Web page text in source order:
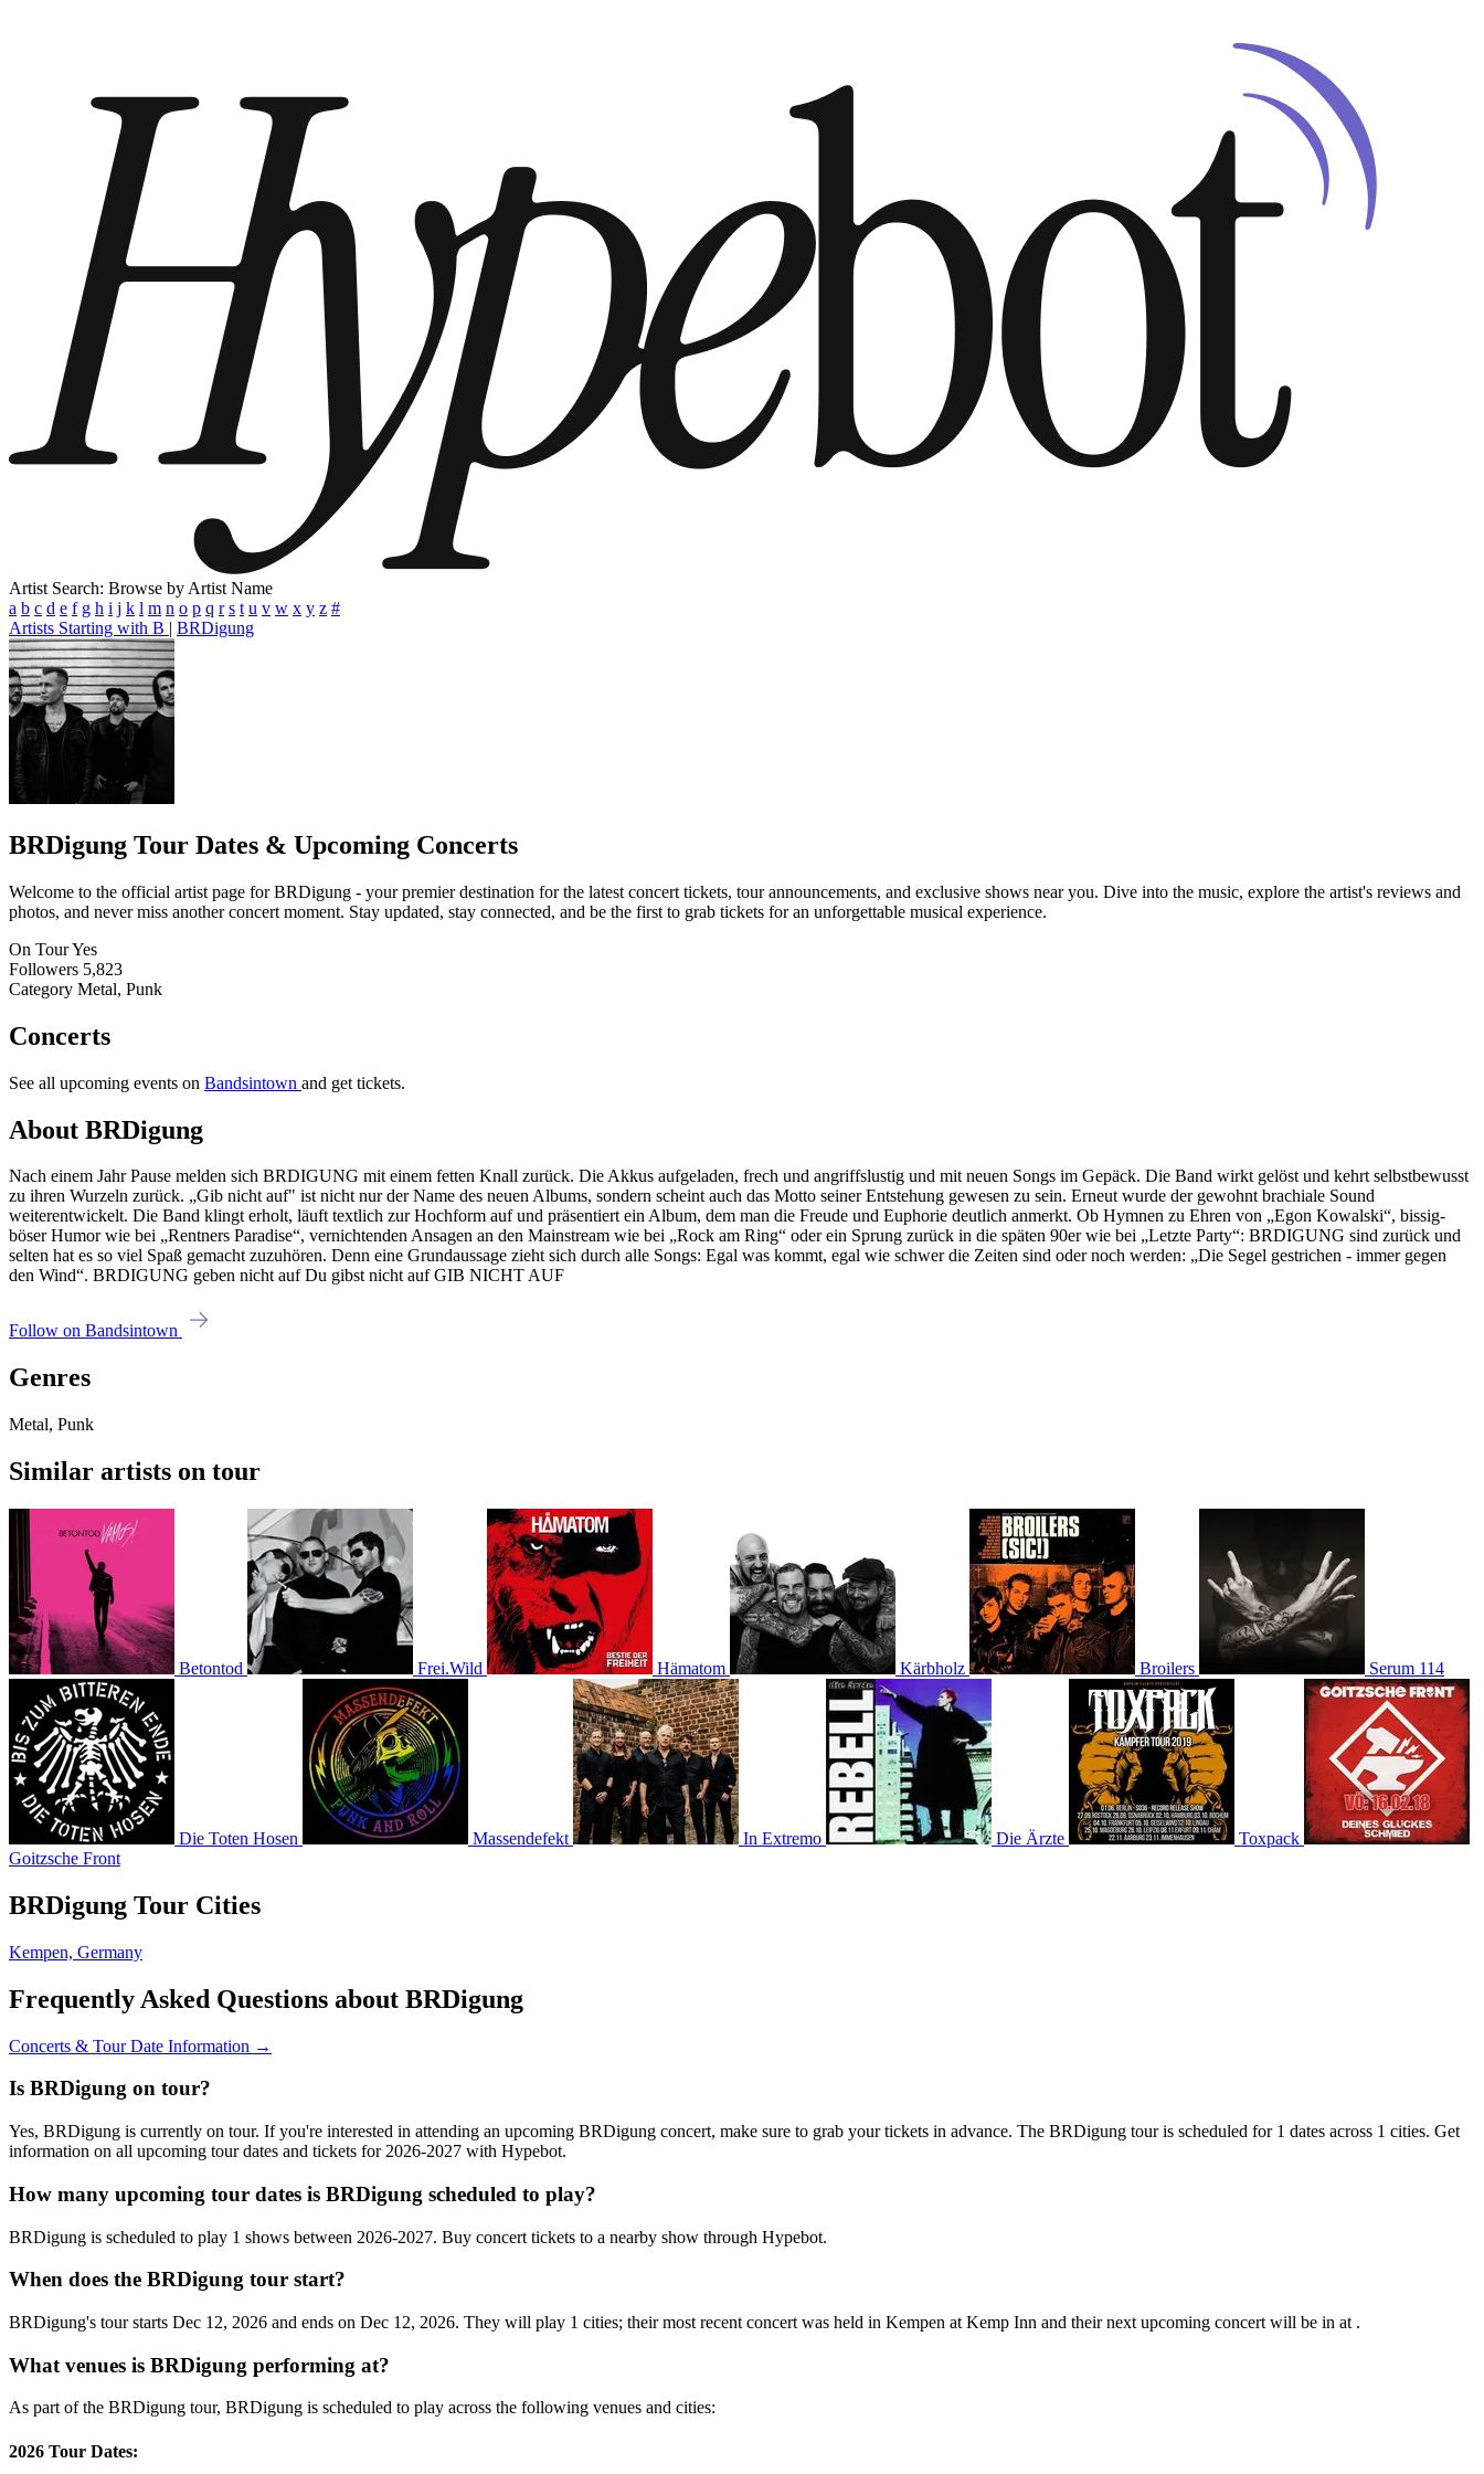
Artist Search: Browse by Artist Name
a b c d e f g h i j k l m n o p q r s t u v w x y z #
Artists Starting with B | BRDigung
BRDigung Tour Dates & Upcoming Concerts
Welcome to the official artist page for BRDigung - your premier destination for the latest concert tickets, tour announcements, and exclusive shows near you. Dive into the music, explore the artist's reviews and
photos, and never miss another concert moment. Stay updated, stay connected, and be the first to grab tickets for an unforgettable musical experience.
On TourYes
Followers 5,823
Category Metal, Punk
Concerts
See all upcoming events on Bandsintown and get tickets.
About BRDigung
Nach einem Jahr Pause melden sich BRDIGUNG mit einem fetten Knall zurück. Die Akkus aufgeladen, frech und angriffslustig und mit neuen Songs im Gepäck. Die Band wirkt gelöst und kehrt selbstbewusst
zu ihren Wurzeln zurück. „Gib nicht auf" ist nicht nur der Name des neuen Albums, sondern scheint auch das Motto seiner Entstehung gewesen zu sein. Erneut wurde der gewohnt brachiale Sound
weiterentwickelt. Die Band klingt erholt, läuft textlich zur Hochform auf und präsentiert ein Album, dem man die Freude und Euphorie deutlich anmerkt. Ob Hymnen zu Ehren von „Egon Kowalski“, bissig-
böser Humor wie bei „Rentners Paradise“, vernichtenden Ansagen an den Mainstream wie bei „Rock am Ring“ oder ein Sprung zurück in die späten 90er wie bei „Letzte Party“: BRDIGUNG sind zurück und
selten hat es so viel Spaß gemacht zuzuhören. Denn eine Grundaussage zieht sich durch alle Songs: Egal was kommt, egal wie schwer die Zeiten sind oder noch werden: „Die Segel gestrichen - immer gegen
den Wind“. BRDIGUNG geben nicht auf Du gibst nicht auf GIB NICHT AUF
Follow on Bandsintown
Genres
Metal, Punk
Similar artists on tour
Betontod Frei.Wild Hämatom Kärbholz Broilers Serum 114
Die Toten Hosen Massendefekt In Extremo Die Ärzte
Toxpack
Goitzsche Front
BRDigung Tour Cities
Kempen, Germany
Frequently Asked Questions about BRDigung
Concerts & Tour Date Information →
Is BRDigung on tour?
Yes, BRDigung is currently on tour. If you're interested in attending an upcoming BRDigung concert, make sure to grab your tickets in advance. The BRDigung tour is scheduled for 1 dates across 1 cities. Get
information on all upcoming tour dates and tickets for 2026-2027 with Hypebot.
How many upcoming tour dates is BRDigung scheduled to play?
BRDigung is scheduled to play 1 shows between 2026-2027. Buy concert tickets to a nearby show through Hypebot.
When does the BRDigung tour start?
BRDigung's tour starts Dec 12, 2026 and ends on Dec 12, 2026. They will play 1 cities; their most recent concert was held in Kempen at Kemp Inn and their next upcoming concert will be in at .
What venues is BRDigung performing at?
As part of the BRDigung tour, BRDigung is scheduled to play across the following venues and cities:
2026 Tour Dates: